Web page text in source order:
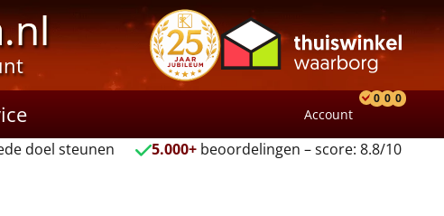
Account
0 0 0
doel steunen 5.000+ beoordelingen – score: 8.8/10